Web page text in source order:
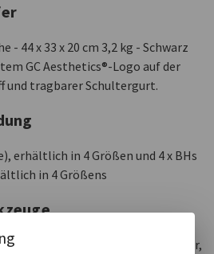
- 44 x 33 x 20 cm 3,2 kg - Schwarz
GC Aesthetics®-Logo auf der
und tragbarer Schultergurt.
erhältlich in 4 Größen und 4 x BHs
in 4 Größens
- 43 x 31 x 6.5 cm - Messschieber,